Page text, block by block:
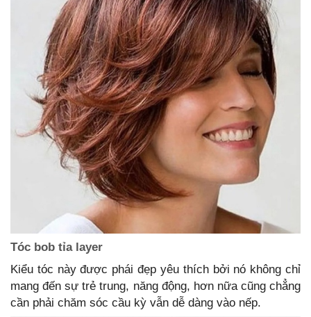
Tóc bob tỉa layer
Kiểu tóc này được phái đẹp yêu thích bởi nó không chỉ
mang đến sự trẻ trung, năng động, hơn nữa cũng chẳng
cần phải chăm sóc cầu kỳ vẫn dễ dàng vào nếp.